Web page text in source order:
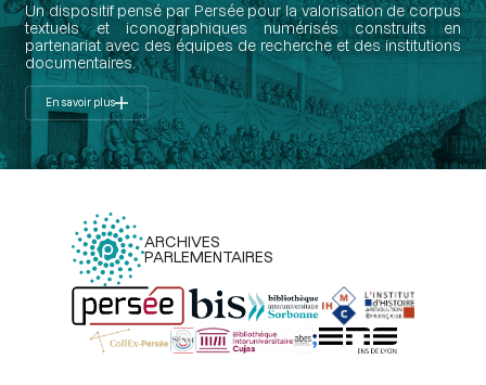
Un dispositif pensé par Persée pour la valorisation de corpus
textuels et iconographiques numérisés construits en
partenariat avec des équipes de recherche et des institutions
documentaires.
En savoir plus
ARCHIVES
PARLEMENTAIRES